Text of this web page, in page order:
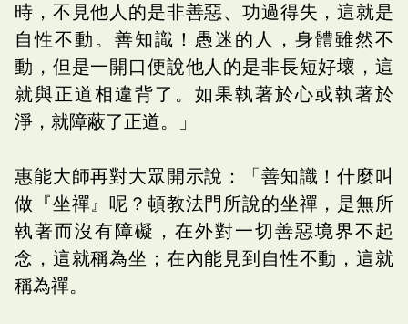
時，不見他人的是非善惡、功過得失，這就是
自性不動。善知識！愚迷的人，身體雖然不
動，但是一開口便說他人的是非長短好壞，這
就與正道相違背了。如果執著於心或執著於
淨，就障蔽了正道。」
惠能大師再對大眾開示說：「善知識！什麼叫
做『坐禪』呢？頓教法門所說的坐禪，是無所
執著而沒有障礙，在外對一切善惡境界不起
念，這就稱為坐；在內能見到自性不動，這就
稱為禪。